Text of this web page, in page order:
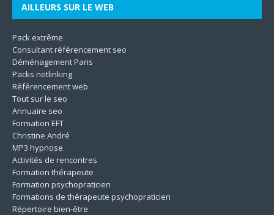
AILLEURS SUR LE WEB
Pack extrême
Consultant référencement seo
Déménagement Paris
Packs netlinking
Référencement web
Tout sur le seo
Annuaire seo
Formation EFT
Christine André
MP3 hypnose
Activités de rencontres
Formation thérapeute
Formation psychopraticien
Formations de thérapeute psychopraticien
Répertoire bien-être